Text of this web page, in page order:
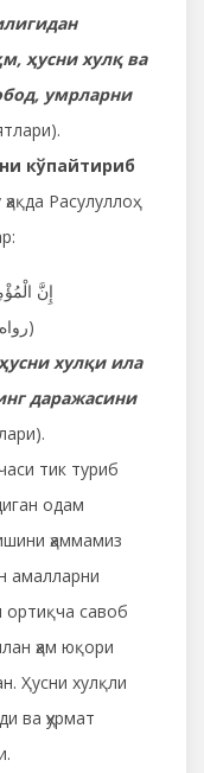
ҳусни хулқ ва
умрларни
кўпайтириб
ҳақда Расулуллоҳ
إِنَّ
(رواه الإمام أبو داود عن عائشة رضي الله عنها)
хулқи ила
даражасини
тик туриб
одам
ҳаммамиз
амалларни
савоб
ҳам юқори
Ҳусни хулқли
ва ҳурмат